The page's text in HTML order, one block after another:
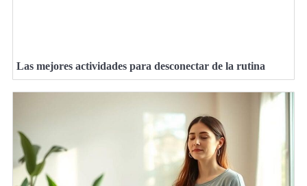
Las mejores actividades para desconectar de la rutina